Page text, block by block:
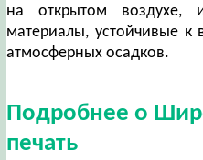
на открытом воздухе,
материалы, устойчивые
атмосферных осадков.
Подробнее о
печать